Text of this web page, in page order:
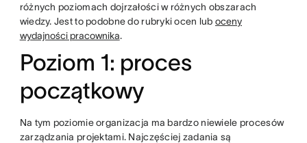
różnych poziomach dojrzałości w różnych obszarach
wiedzy. Jest to podobne do rubryki ocen lub oceny
wydajności pracownika.
Poziom 1: proces
początkowy
Na tym poziomie organizacja ma bardzo niewiele procesów
zarządzania projektami. Najczęściej zadania są